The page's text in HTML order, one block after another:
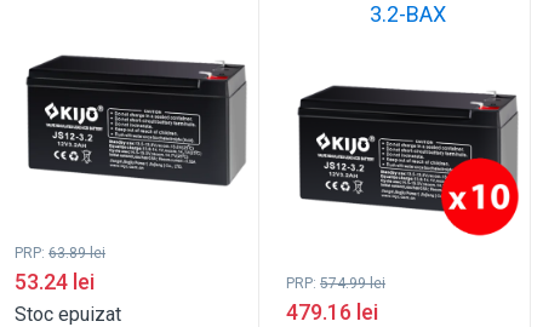
PRP: 63.89lei
53.24 lei
Stoc epuizat
3.2-BAX
PRP: 574.99lei
479.16 lei